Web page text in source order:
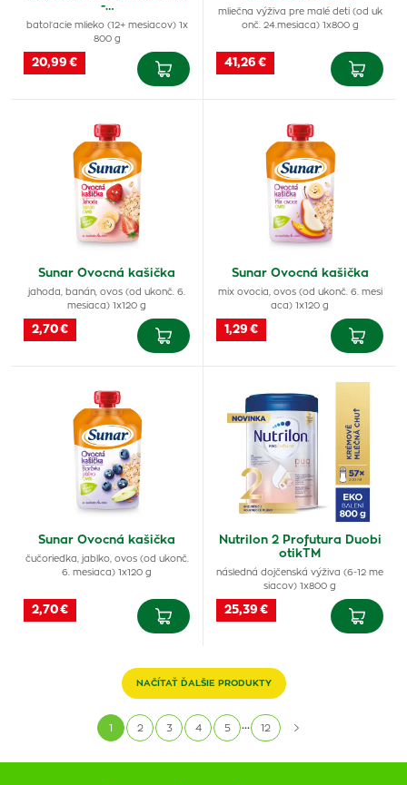
-…
batoľacie mlieko (12+ mesiacov) 1x
800 g
20,99 €
mliečna výživa pre malé deti (od uk
onč. 24.mesiaca) 1x800 g
41,26 €
Sunar Ovocná kašička
jahoda, banán, ovos (od ukonč. 6.
mesiaca) 1x120 g
2,70 €
Sunar Ovocná kašička
mix ovocia, ovos (od ukonč. 6. mesi
aca) 1x120 g
1,29 €
Sunar Ovocná kašička
čučoriedka, jablko, ovos (od ukonč.
6. mesiaca) 1x120 g
2,70 €
Nutrilon 2 Profutura Duobi
otikTM
následná dojčenská výživa (6-12 me
siacov) 1x800 g
25,39 €
NAČÍTAŤ ĎALŠIE PRODUKTY
1 2 3 4 5 ... 12